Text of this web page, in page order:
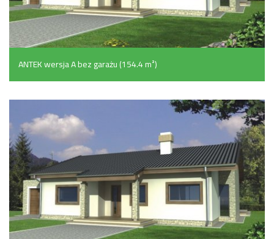
ANTEK wersja A bez garażu (154.4 m²)